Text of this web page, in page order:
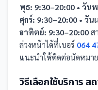
พุธ: 9:30–20:00 • วัน
ศุกร์: 9:30–20:00 • วัน
อาทิตย์: 9:30–20:00ส
ล่วงหน้าได้ที่เบอร์ 064
แนะนำให้ติดต่อนัดหมาย
วิธีเลือกใช้บริการ ส